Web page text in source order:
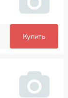
Купить